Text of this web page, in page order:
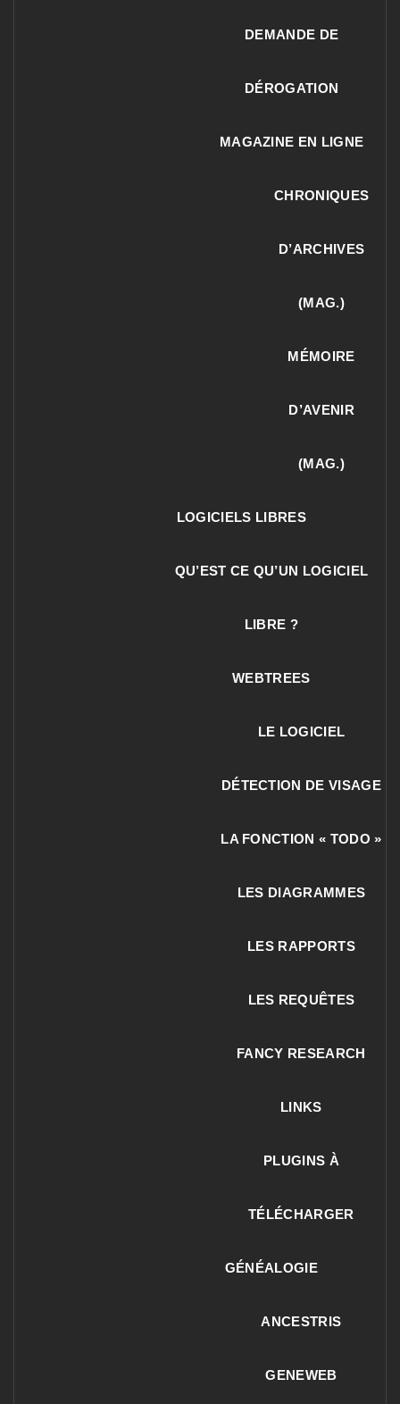
DEMANDE DE
DÉROGATION
MAGAZINE EN LIGNE
CHRONIQUES
D’ARCHIVES
(MAG.)
MÉMOIRE
D’AVENIR
(MAG.)
LOGICIELS LIBRES
QU’EST CE QU’UN LOGICIEL
LIBRE ?
WEBTREES
LE LOGICIEL
DÉTECTION DE VISAGE
LA FONCTION « TODO »
LES DIAGRAMMES
LES RAPPORTS
LES REQUÊTES
FANCY RESEARCH
LINKS
PLUGINS À
TÉLÉCHARGER
GÉNÉALOGIE
ANCESTRIS
GENEWEB